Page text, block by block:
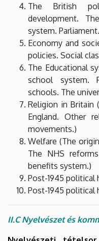
The British
development.
system.
Economy and
policies. Social
The Educational
school system.
schools. The
Religion in Britain
England. Other
movements.)
Welfare (The
The NHS
benefits system.)
Post-1945 political
Post-1945 political
II.C Nyelvészet és